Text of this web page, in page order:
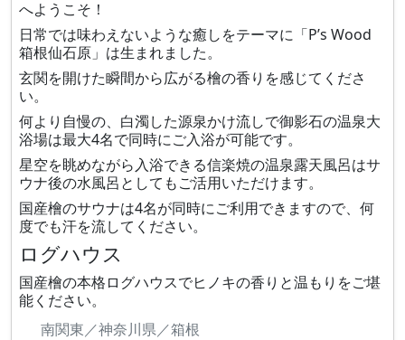
へようこそ！
日常では味わえないような癒しをテーマに「P’s Wood
箱根仙石原」は生まれました。
玄関を開けた瞬間から広がる檜の香りを感じてくださ
い。
何より自慢の、白濁した源泉かけ流しで御影石の温泉大
浴場は最大4名で同時にご入浴が可能です。
星空を眺めながら入浴できる信楽焼の温泉露天風呂はサ
ウナ後の水風呂としてもご活用いただけます。
国産檜のサウナは4名が同時にご利用できますので、何
度でも汗を流してください。
ログハウス
国産檜の本格ログハウスでヒノキの香りと温もりをご堪
能ください。
南関東／神奈川県／箱根